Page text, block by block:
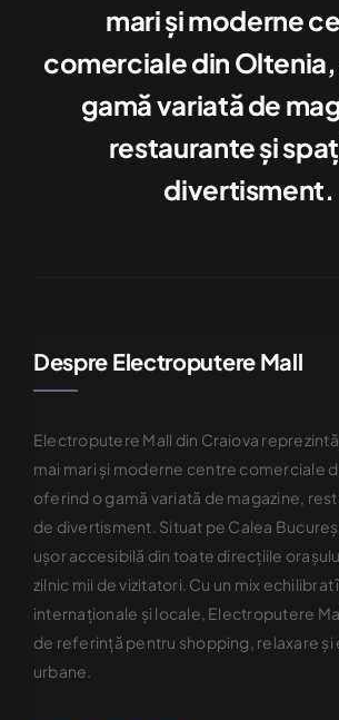
mari şi moderne
comerciale din
gamă variată de
restaurante şi
divertisment.
Despre Electroputere Mall
Electroputere Mall din Craiova
mai mari şi moderne centre comerciale
oferind o gamă variată de magazine,
de divertisment. Situat pe Calea
uşor accesibilă din toate direcţiile
zilnic mii de vizitatori. Cu un mix
internaţionale şi locale, Electroputere
de referinţă pentru shopping, relaxare şi
urbane.